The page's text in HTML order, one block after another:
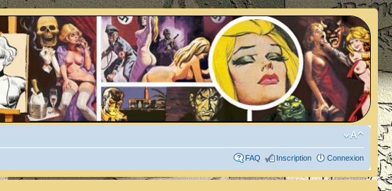
FAQ Inscription Connexion